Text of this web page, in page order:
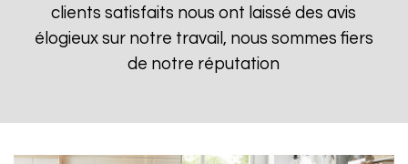
clients satisfaits nous ont laissé des avis
élogieux sur notre travail, nous sommes fiers
de notre réputation